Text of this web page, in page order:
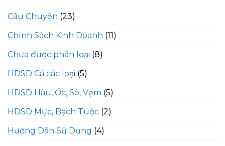
Câu Chuyện (23)
Chính Sách Kinh Doanh (11)
Chưa được phân loại (8)
HDSD Cá các loại (5)
HDSD Hàu, Ốc, Sò, Vẹm (5)
HDSD Mực, Bạch Tuộc (2)
Hướng Dẫn Sử Dụng (4)